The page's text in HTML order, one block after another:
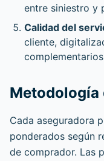
entre siniestro y
Calidad del
cliente,
complementarios
Cada aseguradora
ponderados según
de comprador. Las